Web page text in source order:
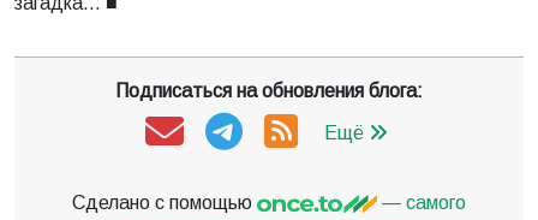
Подписаться на обновления блога:
Ещё
Сделано с помощью
— самого